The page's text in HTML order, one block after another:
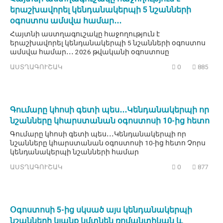
երաշխավորել կենդանակերպի 5 նշանների
օգոստոս ամսվա համար․․․
Հայտնի աստղագուշակը հաջողություն է
երաշխավորել կենդանակերպի 5 նշանների օգոստոս
ամսվա համար․․․ 2026 թվականի օգոստոսը
ԱՍՏՂԱԳՈՒՇԱԿ 0 885
Գումարը կհոսի գետի պես․․․Կենդանակերպի որ
նշանները կհարստանան օգոստոսի 10-ից հետո
Գումարը կհոսի գետի պես․․․Կենդանակերպի որ
նշանները կհարստանան օգոստոսի 10-ից հետո Չորս
կենդանակերպի նշանների համար
ԱՍՏՂԱԳՈՒՇԱԿ 0 877
Օգոստոսի 5-ից սկսած այս կենդանակերպի
նշանների կյանք կմտնեն ռոմանտիկան և